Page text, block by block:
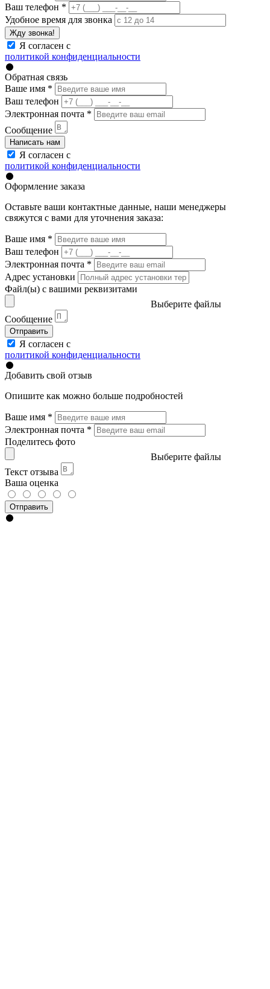
Ваш телефон *
Удобное время для звонка
Жду звонка!
Я согласен с
политикой конфиденциальности
Обратная связь
Ваше имя *
Ваш телефон
Электронная почта *
Сообщение
Написать нам
Я согласен с
политикой конфиденциальности
Оформление заказа
Оставьте ваши контактные данные, наши менеджеры
свяжутся с вами для уточнения заказа:
Ваше имя *
Ваш телефон
Электронная почта *
Адрес установки
Файл(ы) с вашими реквизитами
Выберите файлы
Сообщение
Отправить
Я согласен с
политикой конфиденциальности
Добавить свой отзыв
Опишите как можно больше подробностей
Ваше имя *
Электронная почта *
Поделитесь фото
Выберите файлы
Текст отзыва
Ваша оценка
Отправить